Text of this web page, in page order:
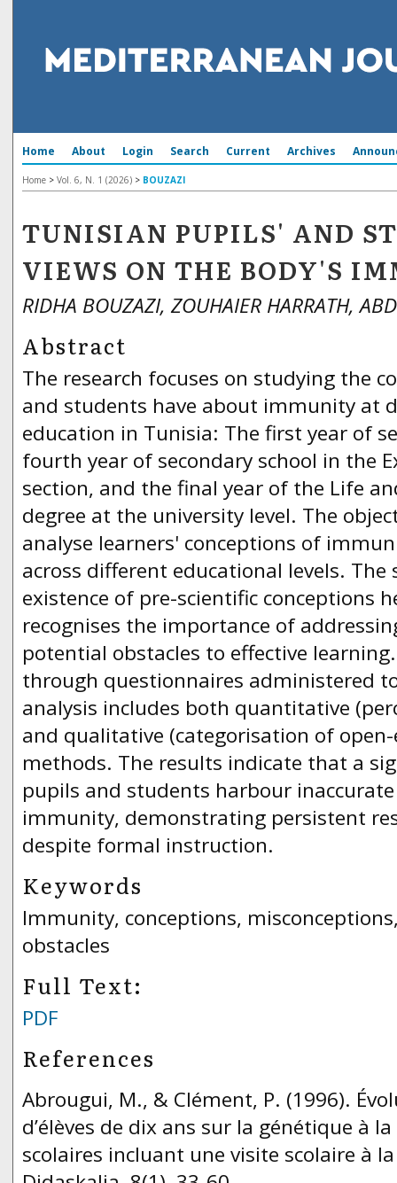
Home About Login Search Current Archives
Home > Vol. 6, N. 1 (2026) > BOUZAZI
TUNISIAN PUPILS' AND
VIEWS ON THE BODY'S
RIDHA BOUZAZI, ZOUHAIER HARRATH,
Abstract
The research focuses on studying the
and students have about immunity at
education in Tunisia: The first year of
fourth year of secondary school in the
section, and the final year of the Life
degree at the university level. The
analyse learners' conceptions of
across different educational levels.
existence of pre-scientific conceptions
recognises the importance of
potential obstacles to effective
through questionnaires administered
analysis includes both quantitative
and qualitative (categorisation of
methods. The results indicate that a
pupils and students harbour
immunity, demonstrating persistent
despite formal instruction.
Keywords
Immunity, conceptions,
obstacles
Full Text:
PDF
References
Abrougui, M., & Clément, P. (1996).
d’élèves de dix ans sur la génétique à
scolaires incluant une visite scolaire à